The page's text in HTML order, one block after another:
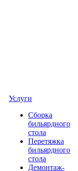
Услуги
Сборка
бильярдного
стола
Перетяжка
бильярдного
стола
Демонтаж-